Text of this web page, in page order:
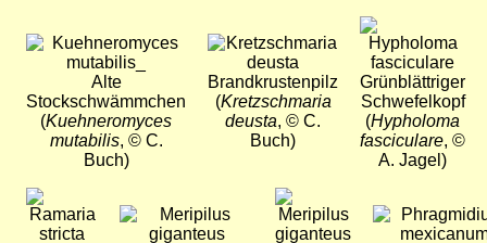
Bild
Alte
Stockschwämmchen
(Kuehneromyces
mutabilis, © C.
Buch)
Bild
Brandkrustenpilz
(Kretzschmaria
deusta, © C.
Buch)
Bild
Grünblättriger
Schwefelkopf
(Hypholoma
fasciculare, ©
A. Jagel)
Bild
Bild
Bild
Bild